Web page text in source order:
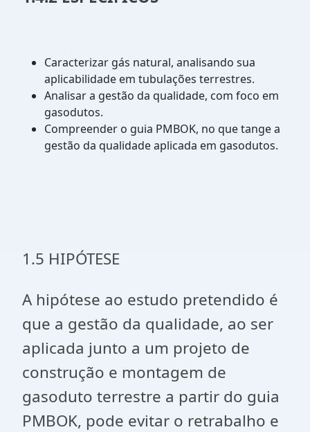
Caracterizar gás natural, analisando sua
aplicabilidade em tubulações terrestres.
Analisar a gestão da qualidade, com foco em
gasodutos.
Compreender o guia PMBOK, no que tange a
gestão da qualidade aplicada em gasodutos.
1.5 HIPÓTESE
A hipótese ao estudo pretendido é
que a gestão da qualidade, ao ser
aplicada junto a um projeto de
construção e montagem de
gasoduto terrestre a partir do guia
PMBOK, pode evitar o retrabalho e